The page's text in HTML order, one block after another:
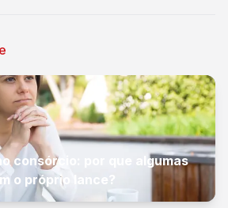
consórcio: por que algumas
o próprio lance?